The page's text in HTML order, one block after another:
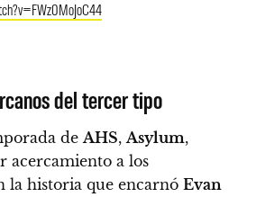
del tercer tipo
de AHS, Asylum,
acercamiento a los
la historia que encarnó Evan